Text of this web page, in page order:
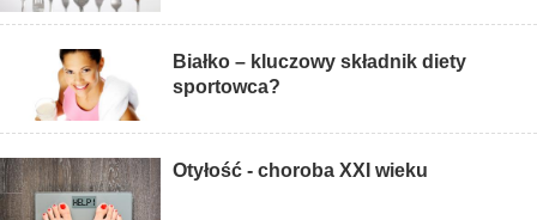
Białko – kluczowy składnik diety
sportowca?
Otyłość - choroba XXI wieku